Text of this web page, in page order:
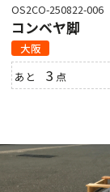
OS2CO-250822-006
コンベヤ脚
大阪
あと3 点